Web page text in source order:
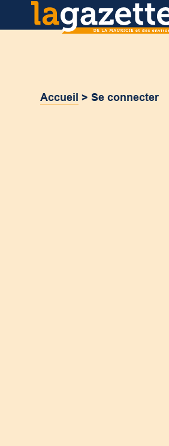
Accueil >Se connecter